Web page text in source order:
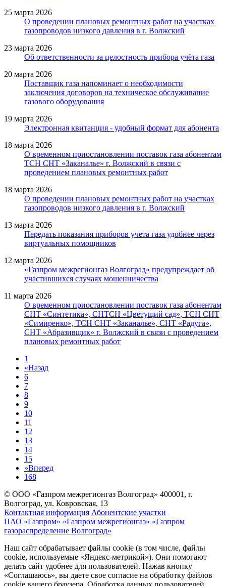
25 марта 2026
О проведении плановых ремонтных работ на участках
газопроводов низкого давления в г. Волжский
23 марта 2026
Об ответственности за целостность прибора учёта газа
20 марта 2026
Поставщик газа напоминает о необходимости
заключения договоров на техническое обслуживание
газового оборудования
19 марта 2026
Электронная квитанция - удобный формат для абонента
18 марта 2026
О временном приостановлении поставок газа абонентам
ТСН СНТ «Заканалье» г. Волжский в связи с
проведением плановых ремонтных работ
18 марта 2026
О проведении плановых ремонтных работ на участках
газопроводов низкого давления в г. Волжский
13 марта 2026
Передать показания приборов учета газа удобнее через
виртуальных помощников
12 марта 2026
«Газпром межрегионгаз Волгоград» предупреждает об
участившихся случаях мошенничества
11 марта 2026
О временном приостановлении поставок газа абонентам
СНТ «Синтетика», СНТСН «Цветущий сад», ТСН СНТ
«Симиренко», ТСН СНТ «Заканалье», СНТ «Радуга»,
СНТ «Абразивщик» г. Волжский в связи с проведением
плановых ремонтных работ
1
«Назад
6
7
8
9
10
11
12
13
14
15
»Вперед
168
© ООО «Газпром межрегионгаз Волгоград» 400001, г.
Волгоград, ул. Ковровская, 13
Контактная информация Абонентские участки
ПАО «Газпром» «Газпром межрегионгаз» «Газпром
газораспределение Волгоград»
Наш сайт обрабатывает файлы cookie (в том числе, файлы
cookie, используемые «Яндекс-метрикой»). Они помогают
делать сайт удобнее для пользователей. Нажав кнопку
«Соглашаюсь», вы даете свое согласие на обработку файлов
cookie вашего браузера. Обработка данных пользователей